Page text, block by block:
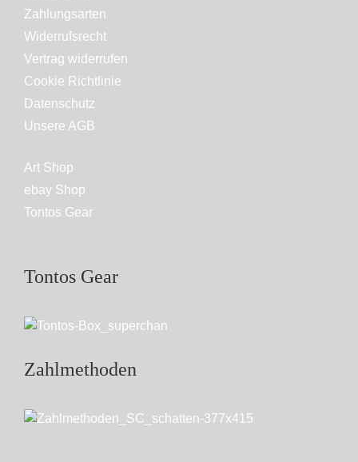
Zahlungsarten
Widerrufsrecht
Vertrag widerrufen
Cookie Richtlinie
Datenschutz
Unsere AGB
Art Shop
ebay Shop
Tontos Gear
Tontos Gear
Zahlmethoden